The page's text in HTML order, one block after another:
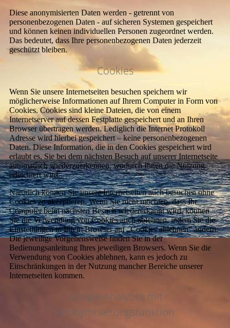
Diese anonymisierten Daten werden - getrennt von
personenbezogenen Daten - auf sicheren Systemen gespeichert
und können keinen individuellen Personen zugeordnet werden.
Das bedeutet, dass Ihre personenbezogenen Daten jederzeit
geschützt bleiben.
Cookies
Wenn Sie unsere Internetseiten besuchen speichern wir
möglicherweise Informationen auf Ihrem Computer in Form von
Cookies. Cookies sind kleine Dateien, die von einem
Internetserver auf dessen Festplatte gespeichert und an Ihren
Browser übertragen werden. Lediglich die Internet Protokoll
Adresse wird hierbei gespeichert – keine personenbezogenen
Daten. Diese Information, die in den Cookies gespeichert wird
erlaubt es, Sie bei dem nächsten Besuch auf unserer Internetseite
automatisch wiederzuerkennen, wodurch Ihnen die Nutzung
erleichtert wird.
Natürlich können Sie unsere Internetseiten auch besuchen ohne
Cookies zu akzeptieren. Wenn Sie nicht möchten, dass Ihr
Computer beim nächsten Besuch wiedererkannt wird, können
Sie die Verwendung von Cookies auch ablehnen, indem Sie die
Einstellungen in Ihrem Browser auf „Cookies ablehnen“ ändern.
Die jeweilige Vorgehensweise finden Sie in der
Bedienungsanleitung Ihres jeweiligen Browsers. Wenn Sie die
Verwendung von Cookies ablehnen, kann es jedoch zu
Einschränkungen in der Nutzung mancher Bereiche unserer
Internetseiten kommen.
Google-Analytics mit
Anonymisierungsfunktion